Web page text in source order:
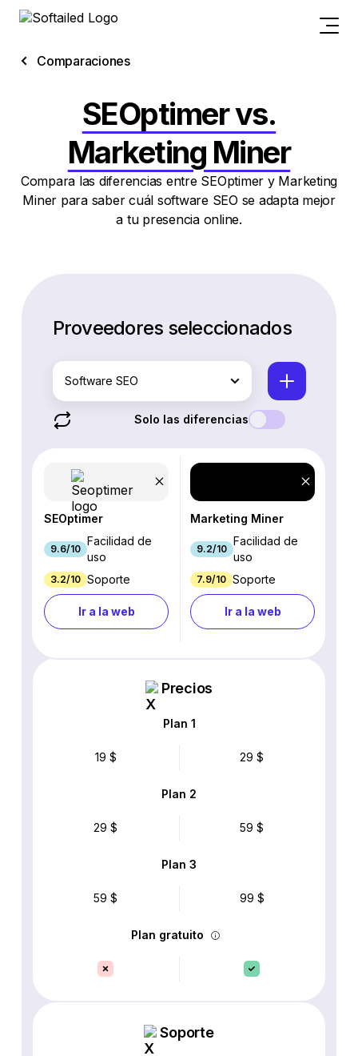
Comparaciones
SEOptimer vs.
Marketing Miner
Compara las diferencias entre SEOptimer y Marketing
Miner para saber cuál software SEO se adapta mejor
a tu presencia online.
Proveedores seleccionados
Software SEO
Solo las diferencias
SEOptimer
9.6/10
Facilidad de
uso
3.2/10 Soporte
Ir a la web
Marketing Miner
9.2/10
Facilidad de
uso
7.9/10 Soporte
Ir a la web
Precios
Plan 1
19 $ 29 $
Plan 2
29 $ 59 $
Plan 3
59 $ 99 $
Plan gratuito
Soporte